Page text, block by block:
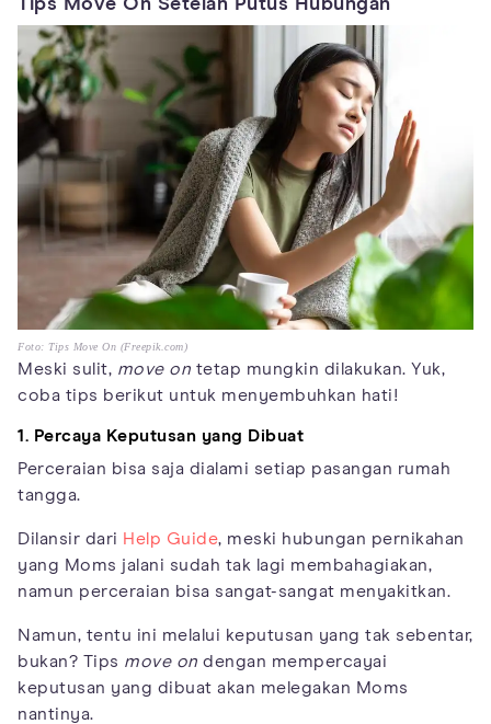
Tips Move On Setelah Putus Hubungan
Foto: Tips Move On (Freepik.com)
Meski sulit, move on tetap mungkin dilakukan. Yuk,
coba tips berikut untuk menyembuhkan hati!
1. Percaya Keputusan yang Dibuat
Perceraian bisa saja dialami setiap pasangan rumah
tangga.
Dilansir dari Help Guide, meski hubungan pernikahan
yang Moms jalani sudah tak lagi membahagiakan,
namun perceraian bisa sangat-sangat menyakitkan.
Namun, tentu ini melalui keputusan yang tak sebentar,
bukan? Tips move on dengan mempercayai
keputusan yang dibuat akan melegakan Moms
nantinya.